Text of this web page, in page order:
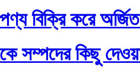
বিক্রি করে
সম্পদের কিছু